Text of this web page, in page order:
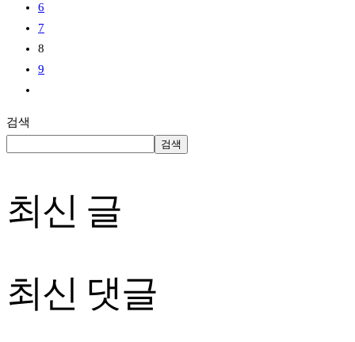
6
7
8
9
검색
검색
최신 글
최신 댓글